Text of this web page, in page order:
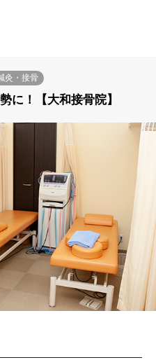
灸・接骨
に！【大和接骨院】